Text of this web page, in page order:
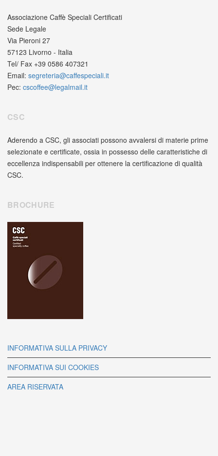
Associazione Caffè Speciali Certificati
Sede Legale
Via Pieroni 27
57123 Livorno - Italia
Tel/ Fax +39 0586 407321
Email: segreteria@caffespeciali.it
Pec: cscoffee@legalmail.it
CSC
Aderendo a CSC, gli associati possono avvalersi di materie prime
selezionate e certificate, ossia in possesso delle caratteristiche di
eccellenza indispensabili per ottenere la certificazione di qualità
CSC.
BROCHURE
INFORMATIVA SULLA PRIVACY
INFORMATIVA SUI COOKIES
AREA RISERVATA